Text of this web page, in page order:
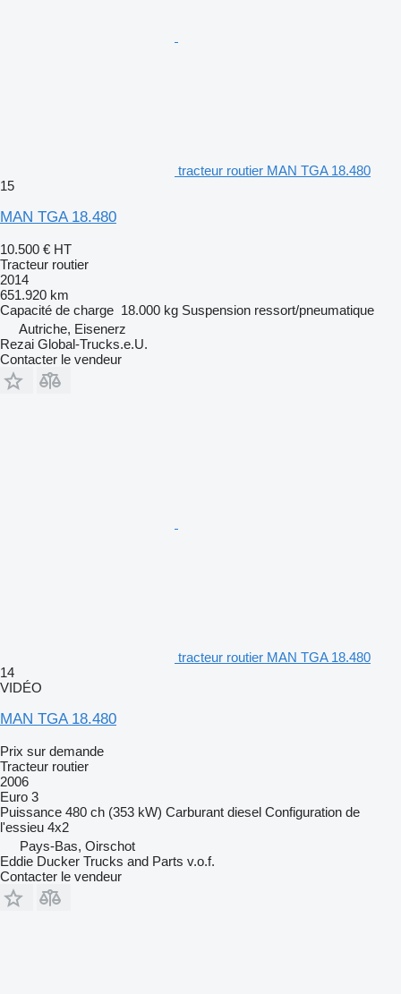
tracteur routier MAN TGA 18.480
15
MAN TGA 18.480
10.500 € HT
Tracteur routier
2014
651.920 km
Capacité de charge 18.000 kg Suspension ressort/pneumatique
Autriche, Eisenerz
Rezai Global-Trucks.e.U.
Contacter le vendeur
tracteur routier MAN TGA 18.480
14
VIDÉO
MAN TGA 18.480
Prix sur demande
Tracteur routier
2006
Euro 3
Puissance 480 ch (353 kW) Carburant diesel Configuration de
l'essieu 4x2
Pays-Bas, Oirschot
Eddie Ducker Trucks and Parts v.o.f.
Contacter le vendeur